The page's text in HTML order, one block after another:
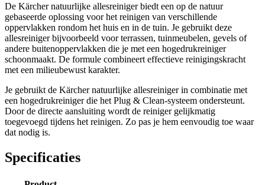
De Kärcher natuurlijke allesreiniger biedt een op de natuur
gebaseerde oplossing voor het reinigen van verschillende
oppervlakken rondom het huis en in de tuin. Je gebruikt deze
allesreiniger bijvoorbeeld voor terrassen, tuinmeubelen, gevels of
andere buitenoppervlakken die je met een hogedrukreiniger
schoonmaakt. De formule combineert effectieve reinigingskracht
met een milieubewust karakter.
Je gebruikt de Kärcher natuurlijke allesreiniger in combinatie met
een hogedrukreiniger die het Plug & Clean-systeem ondersteunt.
Door de directe aansluiting wordt de reiniger gelijkmatig
toegevoegd tijdens het reinigen. Zo pas je hem eenvoudig toe waar
dat nodig is.
Specificaties